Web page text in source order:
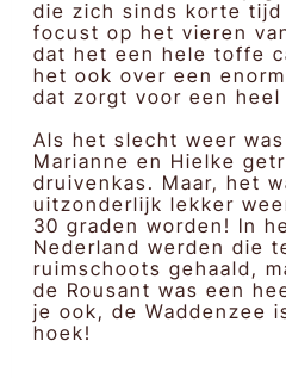
die zich sinds korte
focust op het vieren
dat het een hele toffe
het ook over een
dat zorgt voor een
Als het slecht weer
Marianne en Hielke
druivenkas. Maar, het
uitzonderlijk lekker
30 graden worden! In
Nederland werden die
ruimschoots gehaald,
de Rousant was een
je ook, de Waddenzee
hoek!